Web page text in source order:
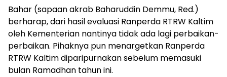
Bahar (sapaan akrab Baharuddin Demmu, Red.)
berharap, dari hasil evaluasi Ranperda RTRW Kaltim
oleh Kementerian nantinya tidak ada lagi perbaikan-
perbaikan. Pihaknya pun menargetkan Ranperda
RTRW Kaltim diparipurnakan sebelum memasuki
bulan Ramadhan tahun ini.